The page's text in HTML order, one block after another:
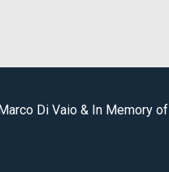
Di Vaio & In Memory of